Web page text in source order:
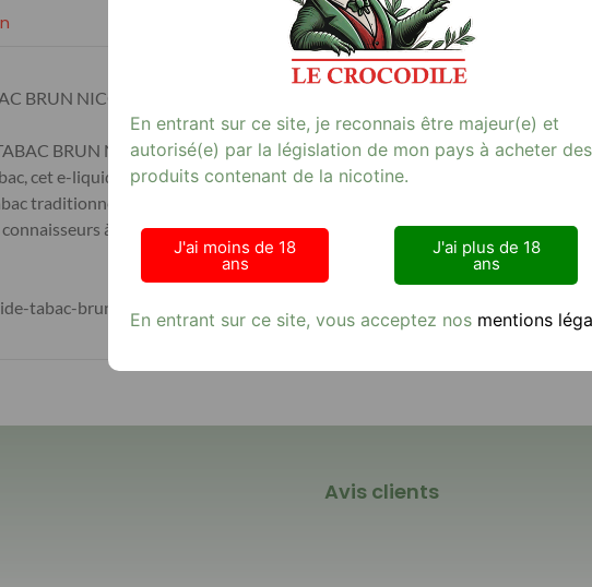
BRUN NICOT 06Mg
BRUN NICOT 06Mg, une e-cigarette de qualité supérieure pour une
cet e-liquide de 10 ml offre une saveur de tabac brun riche et authentique
traditionnel, ce produit allie plaisir et qualité. Retrouvez-le sur notre site
à la recherche d’un e-liquide de qualité, le NHOSS 10 ml E-
tabac-brun-nicot-06mg.jpg
Avis clients
En entrant sur ce site, je reconnais être majeur(e) et
autorisé(e) par la législation de mon pays à acheter des
produits contenant de la nicotine.
J'ai moins de 18
ans
J'ai plus de 18
ans
En entrant sur ce site, vous acceptez nos mentions